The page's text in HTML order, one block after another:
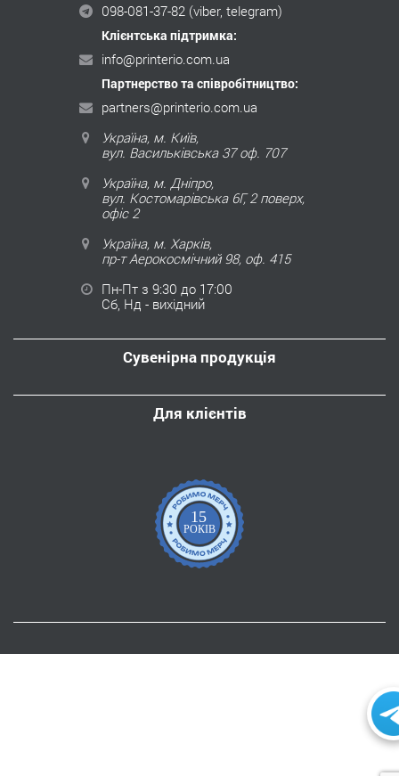
098-081-37-82 (viber, telegram)
Клієнтська підтримка:
info@printerio.com.ua
Партнерство та співробітництво:
partners@printerio.com.ua
Україна, м. Київ,
вул. Васильківська 37 оф. 707
Україна, м. Дніпро,
вул. Костомарівська 6Г, 2 поверх,
офіс 2
Україна, м. Харків,
пр-т Аерокосмічний 98, оф. 415
Пн-Пт з 9:30 до 17:00
Сб, Нд - вихідний
Сувенірна продукція
Для клієнтів
15
РОКІВ